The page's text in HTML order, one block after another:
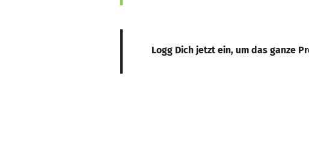
Logg Dich jetzt ein, um das ganze